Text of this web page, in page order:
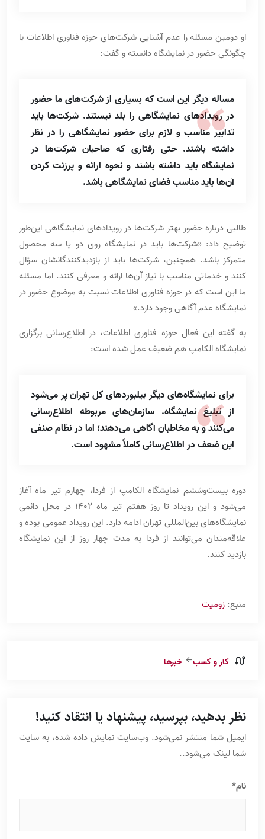
او دومین مسئله را عدم آشنایی شرکت‌های حوزه فناوری اطلاعات با
چگونگی حضور در نمایشگاه دانسته و گفت:
مساله دیگر این است که بسیاری از شرکت‌های ما حضور
در رویدادهای نمایشگاهی را بلد نیستند. شرکت‌ها باید
تدابیر مناسب و لازم برای حضور نمایشگاهی را در نظر
داشته باشند. حتی رفتاری که صاحبان شرکت‌ها در
نمایشگاه باید داشته باشند و نحوه ارائه و پرزنت کردن
آن‌ها باید مناسب فضای نمایشگاهی باشد.
طالبی درباره حضور بهتر شرکت‌ها در رویدادهای نمایشگاهی این‌طور
توضیح داد: «شرکت‌ها باید در نمایشگاه روی دو یا سه محصول
متمرکز باشد. همچنین، شرکت‌ها باید از بازدیدکنندگانشان سؤال
کنند و خدماتی مناسب با نیاز آن‌ها ارائه و معرفی کنند. اما مسئله
ما این است که در حوزه فناوری اطلاعات نسبت به موضوع حضور در
نمایشگاه عدم آگاهی وجود دارد.»
به گفته این فعال حوزه فناوری اطلاعات، در اطلاع‌رسانی برگزاری
نمایشگاه الکامپ هم ضعیف عمل شده است:
برای نمایشگاه‌های دیگر بیلبوردهای کل تهران پر می‌شود
از تبلیغ نمایشگاه. سازمان‌های مربوطه اطلاع‌رسانی
می‌کنند و به مخاطبان آگاهی می‌دهند؛ اما در نظام صنفی
این ضعف در اطلاع‌رسانی کاملاً مشهود است.
دوره بیست‌وششم نمایشگاه الکامپ از فردا، چهارم تیر ماه آغاز
می‌شود و این رویداد تا روز هفتم تیر ماه ۱۴۰۲ در محل دائمی
نمایشگاه‌های بین‌المللی تهران ادامه دارد. این رویداد عمومی بوده و
علاقه‌مندان می‌توانند از فردا به مدت چهار روز از این نمایشگاه
بازدید کنند.
منبع: زومیت
کار و کسب خبرها
نظر بدهید، بپرسید، پیشنهاد یا انتقاد کنید!
ایمیل شما منتشر نمی‌شود. وب‌‌سایت نمایش داده شده، به سایت
شما لینک می‌شود..
نام*